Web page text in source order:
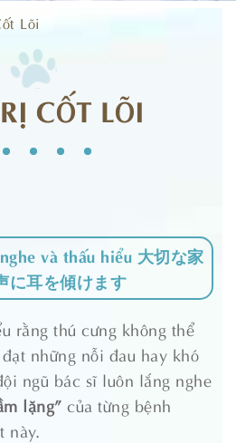
Lõi
CỐT LÕI
và thấu hiểu 大切な家
に耳を傾けます
rằng thú cưng không thể
những nỗi đau hay khó
ngũ bác sĩ luôn lắng nghe
lặng” của từng bệnh
này.